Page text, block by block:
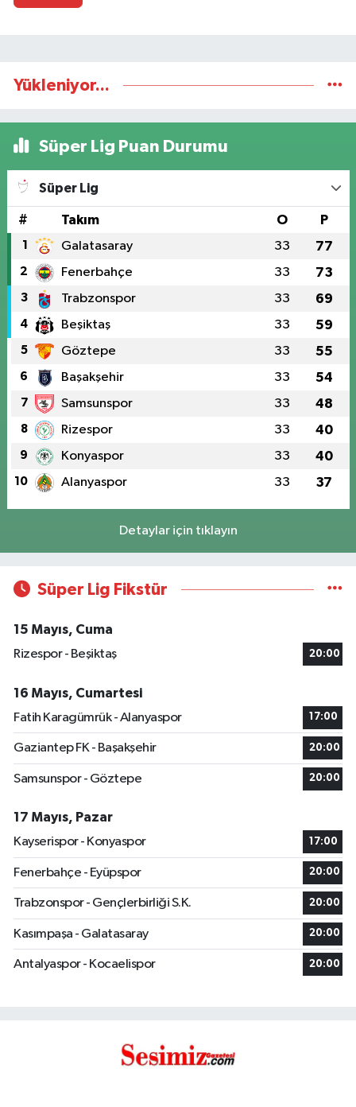
Yükleniyor...
Süper Lig Puan Durumu
Süper Lig
# Takım O P
1 Galatasaray 33 77
2 Fenerbahçe 33 73
3 Trabzonspor 33 69
4 Beşiktaş 33 59
5 Göztepe 33 55
6 Başakşehir 33 54
7 Samsunspor 33 48
8 Rizespor 33 40
9 Konyaspor 33 40
10 Alanyaspor 33 37
Detaylar için tıklayın
Süper Lig Fikstür
15 Mayıs, Cuma
Rizespor - Beşiktaş
20:00
16 Mayıs, Cumartesi
Fatih Karagümrük - Alanyaspor
17:00
Gaziantep FK - Başakşehir 20:00
Samsunspor - Göztepe 20:00
17 Mayıs, Pazar
Kayserispor - Konyaspor
17:00
Fenerbahçe - Eyüpspor 20:00
Trabzonspor - Gençlerbirliği S.K. 20:00
Kasımpaşa - Galatasaray 20:00
Antalyaspor - Kocaelispor 20:00